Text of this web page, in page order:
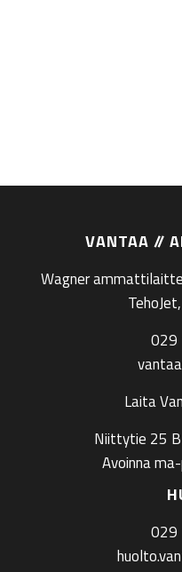
VANTAA //
Wagner
029
Laita
Niittytie 25
Avoinna
029